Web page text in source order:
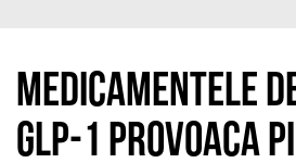
Medicamentele
GLP-1 provoaca